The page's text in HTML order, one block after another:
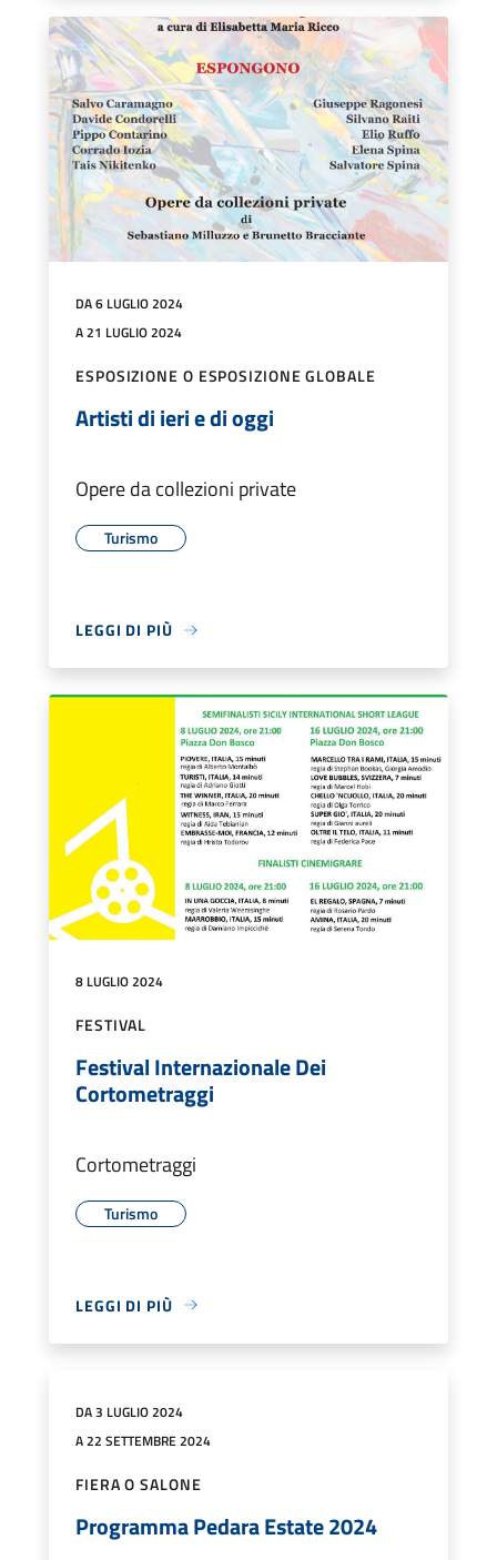
DA 6 LUGLIO 2024
A 21 LUGLIO 2024
ESPOSIZIONE O ESPOSIZIONE GLOBALE
Artisti di ieri e di oggi
Opere da collezioni private
Turismo
LEGGI DI PIÙ
8 LUGLIO 2024
FESTIVAL
Festival Internazionale Dei
Cortometraggi
Cortometraggi
Turismo
LEGGI DI PIÙ
DA 3 LUGLIO 2024
A 22 SETTEMBRE 2024
FIERA O SALONE
Programma Pedara Estate 2024